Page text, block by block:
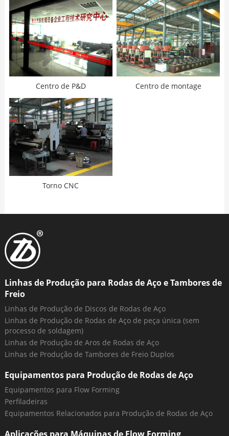
Centro de P&D Centro de montage
Torno CNC
Linhas de Produção para Rodas de Aço e Tambores de
Freio
Linhas de Produção de Discos de Rodas de Aço
Linhas de Produção de Rodas de Aço de peça única (sem
processo de soldagem)
Linhas de Produção de Aros de Rodas de Aço
Linhas de Produção de Tambores de Freio Duplos
Equipamentos para Produção de Rodas de Aço
Equipamentos para Flow Forming
Perfiladeiras
Equipamentos Relacionados para Produção de Rodas de Aço